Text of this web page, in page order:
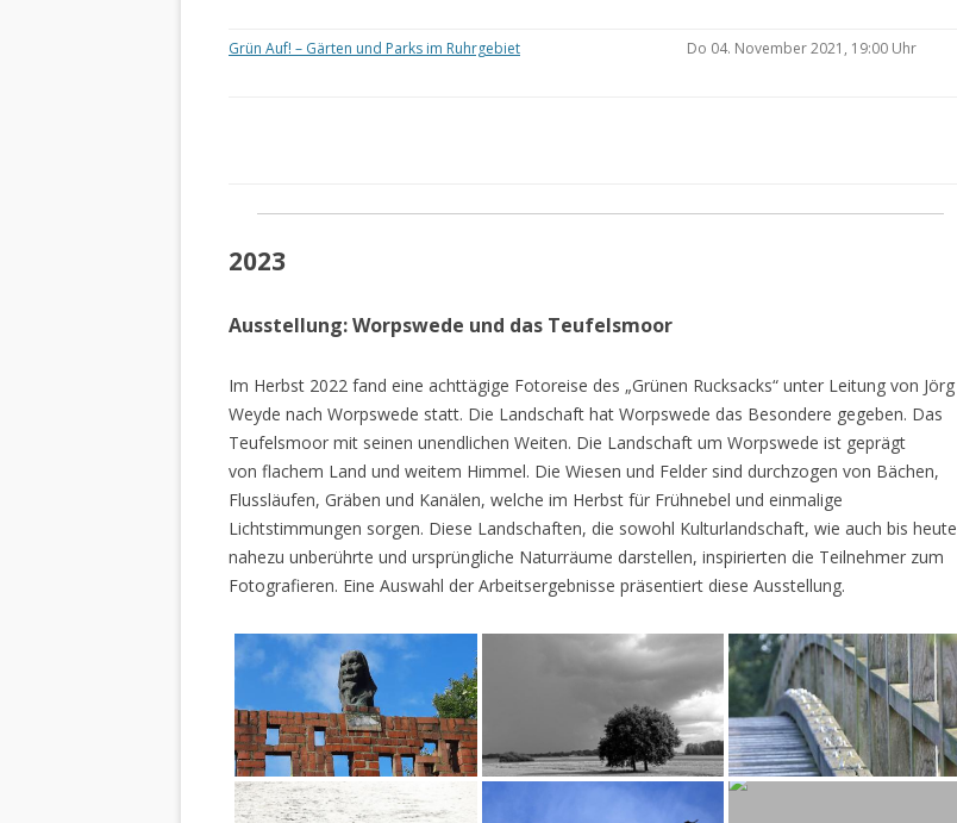
Grün Auf! – Gärten und Parks im Ruhrgebiet Do 04. November 2021, 19:00 Uhr
2023
Ausstellung: Worpswede und das Teufelsmoor
Im Herbst 2022 fand eine achttägige Fotoreise des „Grünen Rucksacks“ unter Leitung von Jörg
Weyde nach Worpswede statt. Die Landschaft hat Worpswede das Besondere gegeben. Das
Teufelsmoor mit seinen unendlichen Weiten. Die Landschaft um Worpswede ist geprägt
von flachem Land und weitem Himmel. Die Wiesen und Felder sind durchzogen von Bächen,
Flussläufen, Gräben und Kanälen, welche im Herbst für Frühnebel und einmalige
Lichtstimmungen sorgen. Diese Landschaften, die sowohl Kulturlandschaft, wie auch bis heute
nahezu unberührte und ursprüngliche Naturräume darstellen, inspirierten die Teilnehmer zum
Fotografieren. Eine Auswahl der Arbeitsergebnisse präsentiert diese Ausstellung.